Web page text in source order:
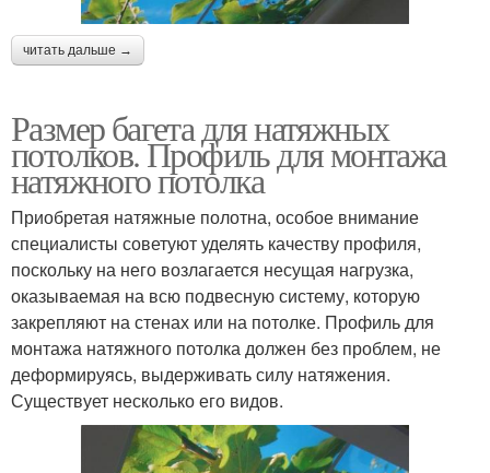
читать дальше →
Размер багета для натяжных
потолков. Профиль для монтажа
натяжного потолка
Приобретая натяжные полотна, особое внимание
специалисты советуют уделять качеству профиля,
поскольку на него возлагается несущая нагрузка,
оказываемая на всю подвесную систему, которую
закрепляют на стенах или на потолке. Профиль для
монтажа натяжного потолка должен без проблем, не
деформируясь, выдерживать силу натяжения.
Существует несколько его видов.